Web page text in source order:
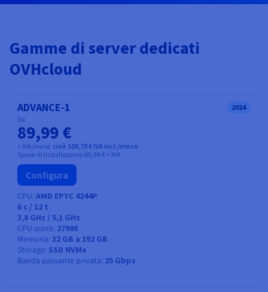
Documentazione
Roadmap & Changelog
Gamme di server dedicati
OVHcloud
ADVANCE-1 2024
Da
89,99 €
+ IVA/mese cioè 109,79 € IVA incl./mese
Spese di installazione:89,99 € + IVA
Configura
CPU AMD EPYC 4244P
6 c / 12 t
3,8 GHz / 5,1 GHz
CPU score 27900
Memoria 32 GB a 192 GB
Storage SSD NVMe
Banda passante privata 25 Gbps